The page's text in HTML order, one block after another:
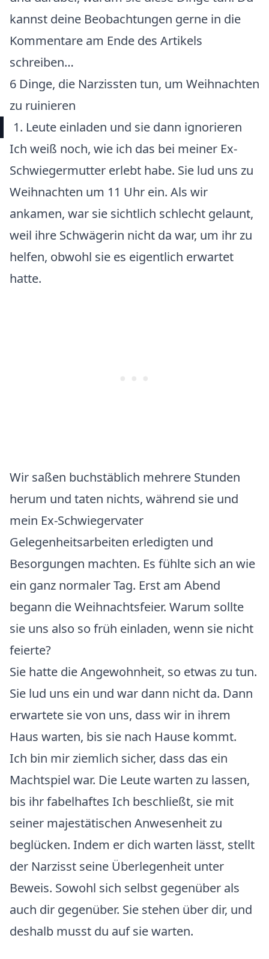
kannst deine Beobachtungen gerne in die
Kommentare am Ende des Artikels
schreiben…
6 Dinge, die Narzissten tun, um Weihnachten
zu ruinieren
1. Leute einladen und sie dann ignorieren
Ich weiß noch, wie ich das bei meiner Ex-
Schwiegermutter erlebt habe. Sie lud uns zu
Weihnachten um 11 Uhr ein. Als wir
ankamen, war sie sichtlich schlecht gelaunt,
weil ihre Schwägerin nicht da war, um ihr zu
helfen, obwohl sie es eigentlich erwartet
hatte.
Wir saßen buchstäblich mehrere Stunden
herum und taten nichts, während sie und
mein Ex-Schwiegervater
Gelegenheitsarbeiten erledigten und
Besorgungen machten. Es fühlte sich an wie
ein ganz normaler Tag. Erst am Abend
begann die Weihnachtsfeier. Warum sollte
sie uns also so früh einladen, wenn sie nicht
feierte?
Sie hatte die Angewohnheit, so etwas zu tun.
Sie lud uns ein und war dann nicht da. Dann
erwartete sie von uns, dass wir in ihrem
Haus warten, bis sie nach Hause kommt.
Ich bin mir ziemlich sicher, dass das ein
Machtspiel war. Die Leute warten zu lassen,
bis ihr fabelhaftes Ich beschließt, sie mit
seiner majestätischen Anwesenheit zu
beglücken. Indem er dich warten lässt, stellt
der Narzisst seine Überlegenheit unter
Beweis. Sowohl sich selbst gegenüber als
auch dir gegenüber. Sie stehen über dir, und
deshalb musst du auf sie warten.